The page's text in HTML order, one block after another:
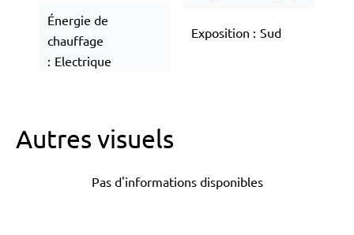
Énergie de
chauffage
Electrique
Exposition Sud
Autres visuels
Pas d'informations disponibles